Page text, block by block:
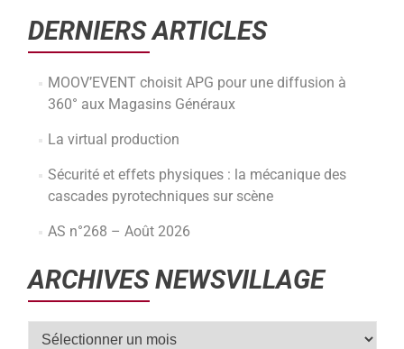
DERNIERS ARTICLES
MOOV’EVENT choisit APG pour une diffusion à
360° aux Magasins Généraux
La virtual production
Sécurité et effets physiques : la mécanique des
cascades pyrotechniques sur scène
AS n°268 – Août 2026
ARCHIVES NEWSVILLAGE